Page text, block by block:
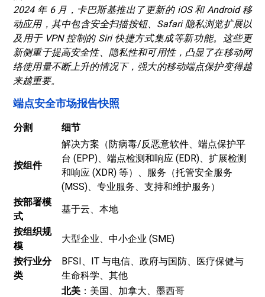
2024 年 6 月，卡巴斯基推出了更新的 iOS 和 Android 移
动应用，其中包含安全扫描按钮、Safari 隐私浏览扩展以
及用于 VPN 控制的 Siri 快捷方式集成等新功能。这些更
新侧重于提高安全性、隐私性和可用性，凸显了在移动网
络使用量不断上升的情况下，强大的移动端点保护变得越
来越重要。
端点安全市场报告快照
分割 细节
按组件
解决方案（防病毒/反恶意软件、端点保护平
台 (EPP)、端点检测和响应 (EDR)、扩展检测
和响应 (XDR) 等）、服务（托管安全服务
(MSS)、专业服务、支持和维护服务）
按部署模
式
基于云、本地
按组织规
模
大型企业、中小企业 (SME)
按行业分
类
BFSI、IT 与电信、政府与国防、医疗保健与
生命科学、其他
北美 ：美国、加拿大、墨西哥